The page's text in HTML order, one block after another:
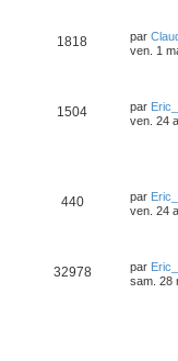
1818 par
ven. 1
1504 par
ven. 24
440 par
ven. 24
32978 par
sam. 28